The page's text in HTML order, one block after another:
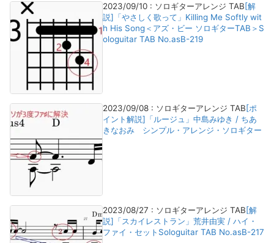
2023/09/10 : ソロギターアレンジ TAB[解
説]「やさしく歌って」Killing Me Softly wit
h His Song＜アズ・ビー ソロギターTAB＞S
ologuitar TAB No.asB-219
2023/09/08 : ソロギターアレンジ TAB[ポ
イント解説]「ルージュ」中島みゆき / ちあ
きなおみ シンプル・アレンジ・ソロギター
2023/08/27 : ソロギターアレンジ TAB[解
説]「スカイレストラン」荒井由実 / ハイ・
ファイ・セットSologuitar TAB No.asB-217